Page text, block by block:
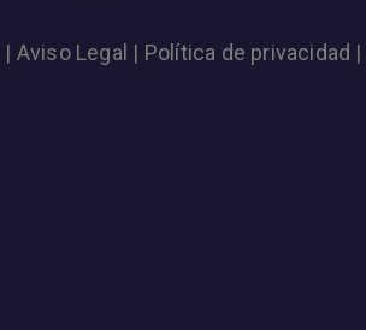
| Aviso Legal | Política de privacidad